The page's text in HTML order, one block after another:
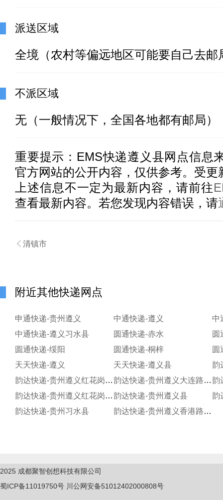
派送区域
全境（农村等偏远地区可能要自己去邮
不派区域
无（一般情况下，全国各地都有邮局）
重要提示： EMS快递遵义县网点信息
官方网站的公开内容，仅供参考。受更
上述信息不一定为最新内容，请前往
查看最新内容。若您发现内容错误，请
 清镇市
附近其他快递网点
申通快递-贵州遵义 中通快递-遵义
中
中通快递-遵义习水县
圆通快递-赤水
圆
圆通快递-绥阳
圆通快递-桐梓
圆
天天快递-遵义
天天快递-遵义县
韵
韵达快递-贵州遵义红花岗区海尔大道分部
韵达快递-贵州遵义大连路分部韵
韵达快递-贵州遵义红花岗区老城分部韵达快递-贵州遵义县
韵
韵达快递-贵州习水县
韵达快递-贵州遵义香港路分部
2025 成都聚智创想科技有限公司
蜀ICP备11019750号 川公网安备51012402000808号